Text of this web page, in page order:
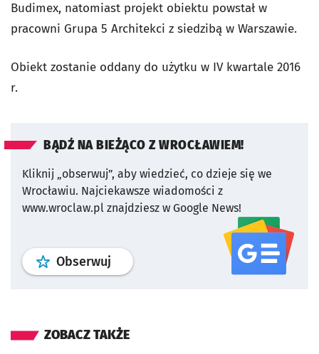
Budimex, natomiast projekt obiektu powstał w
pracowni Grupa 5 Architekci z siedzibą w Warszawie.
Obiekt zostanie oddany do użytku w IV kwartale 2016
r.
BĄDŹ NA BIEŻĄCO Z WROCŁAWIEM!
Kliknij „obserwuj”, aby wiedzieć, co dzieje się we
Wrocławiu. Najciekawsze wiadomości z
www.wroclaw.pl znajdziesz w Google News!
Obserwuj profil serwisu
ZOBACZ TAKŻE